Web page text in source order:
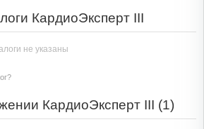
КардиоЭксперт III
не указаны
КардиоЭксперт III (1)